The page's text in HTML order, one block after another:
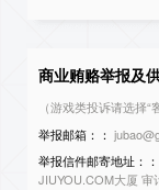
商业贿赂举报及
（游戏类投诉请选择“
举报邮箱：：
举报信件邮寄地址：：
JIUYOU.COM大厦 审